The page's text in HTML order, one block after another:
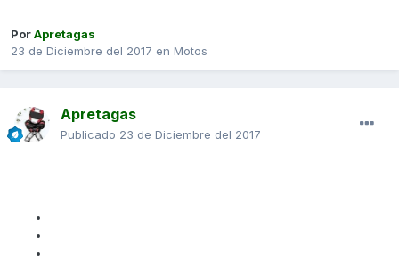
PorApretagas
23 de Diciembre del 2017 en Motos
Apretagas
Publicado 23 de Diciembre del 2017